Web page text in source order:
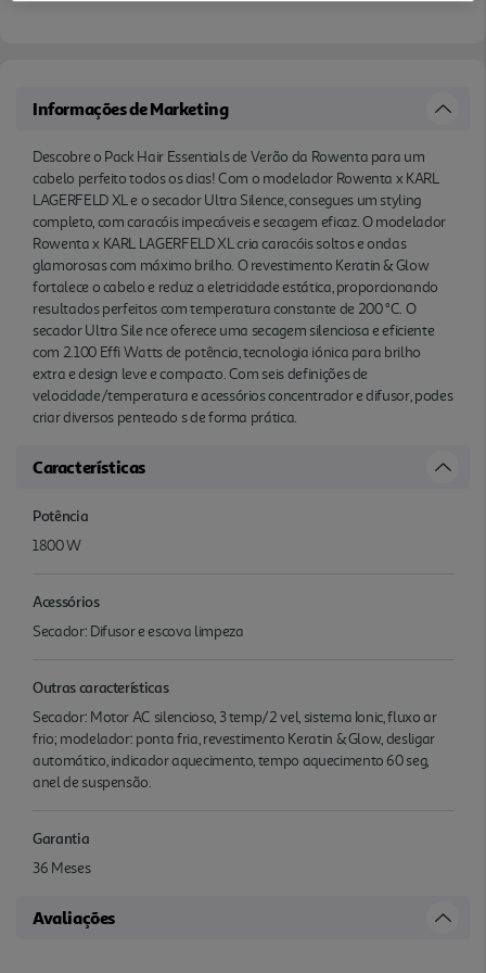
Com seis definições de velocidade/temperatura e
acessórios concentrador e difusor, podes criar
diversos penteado s de forma prática.
Informações de Marketing
Descobre o Pack Hair Essentials de Verão da Rowenta para um
cabelo perfeito todos os dias! Com o modelador Rowenta x KARL
LAGERFELD XL e o secador Ultra Silence, consegues um styling
completo, com caracóis impecáveis e secagem eficaz. O modelador
Rowenta x KARL LAGERFELD XL cria caracóis soltos e ondas
glamorosas com máximo brilho. O revestimento Keratin & Glow
fortalece o cabelo e reduz a eletricidade estática, proporcionando
resultados perfeitos com temperatura constante de 200 °C. O
secador Ultra Sile nce oferece uma secagem silenciosa e eficiente
com 2.100 Effi Watts de potência, tecnologia iónica para brilho
extra e design leve e compacto. Com seis definições de
velocidade/temperatura e acessórios concentrador e difusor, podes
criar diversos penteado s de forma prática.
Características
Potência
1800 W
Acessórios
Secador: Difusor e escova limpeza
Outras características
Secador: Motor AC silencioso, 3 temp/2 vel, sistema Ionic, fluxo ar
frio; modelador: ponta fria, revestimento Keratin & Glow, desligar
automático, indicador aquecimento, tempo aquecimento 60 seg,
anel de suspensão.
Garantia
36 Meses
Avaliações